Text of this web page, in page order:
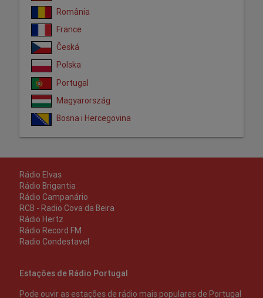
România
France
Česká
Polska
Portugal
Magyarország
Bosna i Hercegovina
Rádio Elvas
Rádio Brigantia
Rádio Campanário
RCB - Radio Cova da Beira
Rádio Hertz
Rádio Record FM
Radio Condestavel
Estações de Rádio Portugal
Pode ouvir as estações de rádio mais populares de Portugal